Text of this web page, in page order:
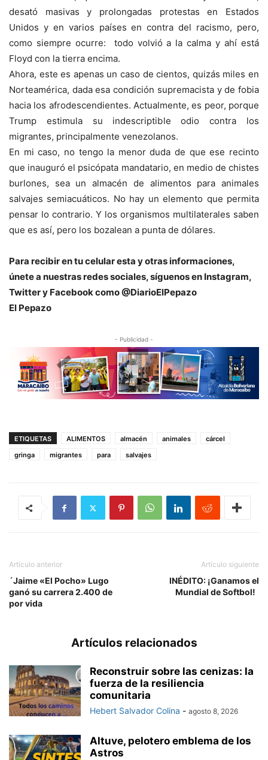
desató masivas y prolongadas protestas en Estados
Unidos y en varios países en contra del racismo, pero,
como siempre ocurre: todo volvió a la calma y ahí está
Floyd con la tierra encima.
Ahora, este es apenas un caso de cientos, quizás miles en
Norteamérica, dada esa condición supremacista y de fobia
hacia los afrodescendientes. Actualmente, es peor, porque
Trump estimula su indescriptible odio contra los
migrantes, principalmente venezolanos.
En mi caso, no tengo la menor duda de que ese recinto
que inauguró el psicópata mandatario, en medio de chistes
burlones, sea un almacén de alimentos para animales
salvajes semiacuáticos. No hay un elemento que permita
pensar lo contrario. Y los organismos multilaterales saben
que es así, pero los bozalean a punta de dólares.
Para recibir en tu celular esta y otras informaciones,
únete a nuestras redes sociales, síguenos en Instagram,
Twitter y Facebook como @DiarioElPepazo
El Pepazo
- Publicidad -
ETIQUETAS ALIMENTOS almacén animales
cárcel
gringa
migrantes para salvajes
Artículo anterior
´Jaime «El Pocho» Lugo
ganó su carrera 2.400 de
por vida
Artículo siguiente
INÉDITO: ¡Ganamos el
Mundial de Softbol!
Artículos relacionados
Reconstruir sobre las cenizas: la
fuerza de la resiliencia
comunitaria
Hebert Salvador Colina - agosto 8, 2026
Altuve, pelotero emblema de los
Astros